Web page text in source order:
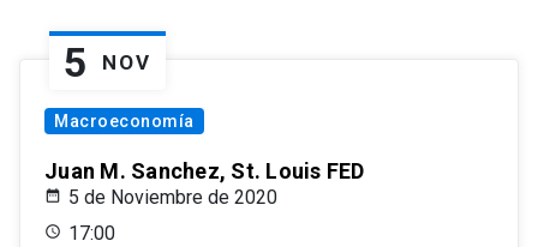
5 NOV
Macroeconomía
Juan M. Sanchez, St. Louis FED
5 de Noviembre de 2020
17:00